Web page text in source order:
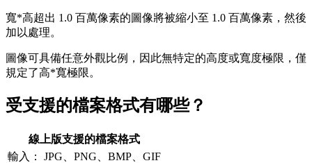
寬*高超出 1.0 百萬像素的圖像將被縮小至 1.0 百萬像素，然後
加以處理。
圖像可具備任意外觀比例，因此無特定的高度或寬度極限，僅
規定了高*寬極限。
受支援的檔案格式有哪些？
線上版支援的檔案格式
輸入：
JPG、PNG、BMP、GIF